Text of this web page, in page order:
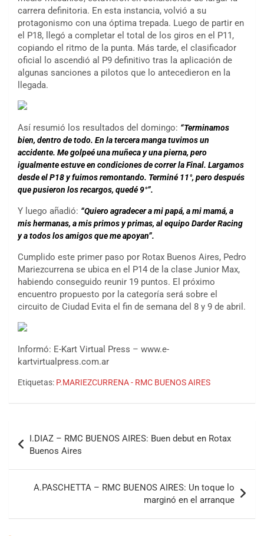
carrera definitoria. En esta instancia, volvió a su
protagonismo con una óptima trepada. Luego de partir en
el P18, llegó a completar el total de los giros en el P11,
copiando el ritmo de la punta. Más tarde, el clasificador
oficial lo ascendió al P9 definitivo tras la aplicación de
algunas sanciones a pilotos que lo antecedieron en la
llegada.
Así resumió los resultados del domingo: “Terminamos
bien, dentro de todo. En la tercera manga tuvimos un
accidente. Me golpeé una muñeca y una pierna, pero
igualmente estuve en condiciones de correr la Final. Largamos
desde el P18 y fuimos remontando. Terminé 11°, pero después
que pusieron los recargos, quedé 9°”.
Y luego añadió: “Quiero agradecer a mi papá, a mi mamá, a
mis hermanas, a mis primos y primas, al equipo Darder Racing
y a todos los amigos que me apoyan”.
Cumplido este primer paso por Rotax Buenos Aires, Pedro
Mariezcurrena se ubica en el P14 de la clase Junior Max,
habiendo conseguido reunir 19 puntos. El próximo
encuentro propuesto por la categoría será sobre el
circuito de Ciudad Evita el fin de semana del 8 y 9 de abril.
Informó: E-Kart Virtual Press – www.e-
kartvirtualpress.com.ar
Etiquetas: P.MARIEZCURRENA - RMC BUENOS AIRES
de
entradas
I.DIAZ – RMC BUENOS AIRES: Buen debut en Rotax
Buenos Aires
A.PASCHETTA – RMC BUENOS AIRES: Un toque lo
marginó en el arranque
COBERTURA ESPECIAL DE E-KART.COM.AR
Baradero (Buenos Aires)
Ciudad de Trenque Lauquen (Asfalto)